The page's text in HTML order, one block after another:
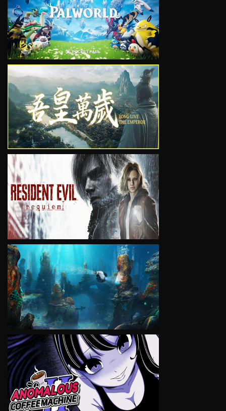
VIEW
VIEW
VIEW
VIEW
VIEW